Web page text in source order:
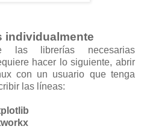
individualmente
librerías necesarias
hacer lo siguiente, abrir
con un usuario que tenga
las líneas: